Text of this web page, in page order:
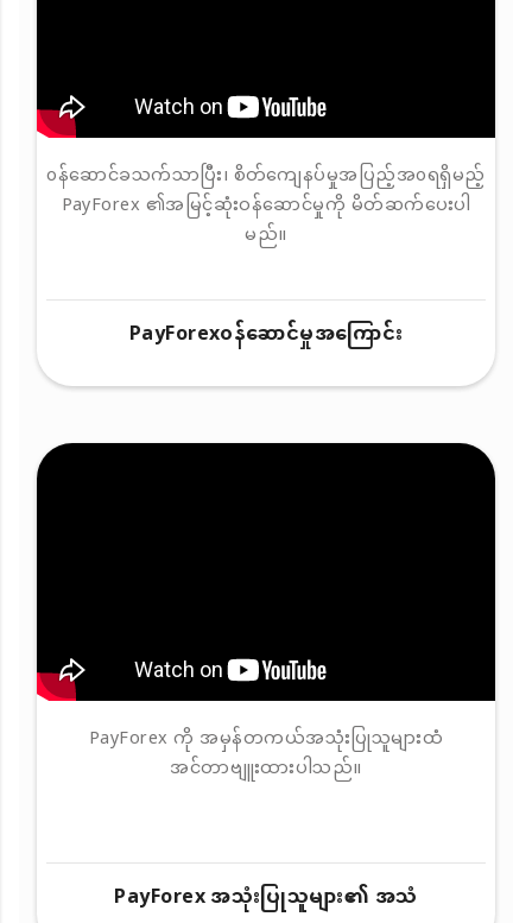
၀န်ဆောင်ခသက်သာပြီး၊ စိတ်ကျေနပ်မှုအပြည့်အ၀ရရှိမည့်
PayForex ၏အမြင့်ဆုံးဝန်ဆောင်မှုကို မိတ်ဆက်ပေးပါ
မည်။
PayForex၀န်ဆောင်မှုအကြောင်း
PayForex ကို အမှန်တကယ်အသုံးပြုသူများထံ
အင်တာဗျူးထားပါသည်။
PayForex အသုံးပြုသူများ၏ အသံ